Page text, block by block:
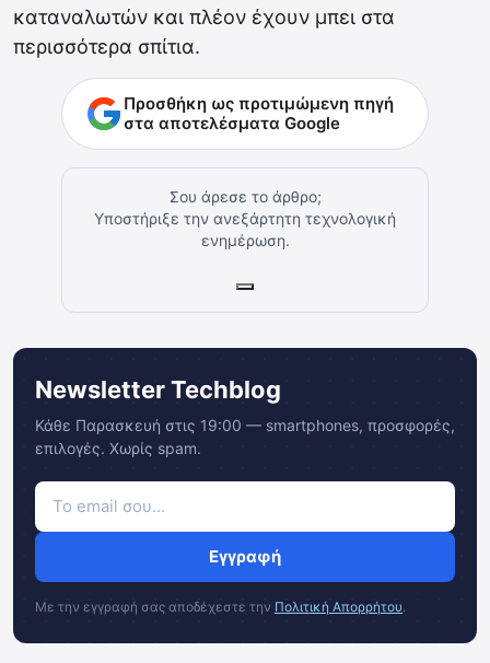
καταναλωτών και πλέον έχουν μπει στα
περισσότερα σπίτια.
Προσθήκη ως προτιμώμενη πηγή
στα αποτελέσματα Google
Σου άρεσε το άρθρο;
Υποστήριξε την ανεξάρτητη τεχνολογική
ενημέρωση.
Newsletter Techblog
Κάθε Παρασκευή στις 19:00 — smartphones, προσφορές,
επιλογές. Χωρίς spam.
Εγγραφή
Με την εγγραφή σας αποδέχεστε την Πολιτική Απορρήτου.